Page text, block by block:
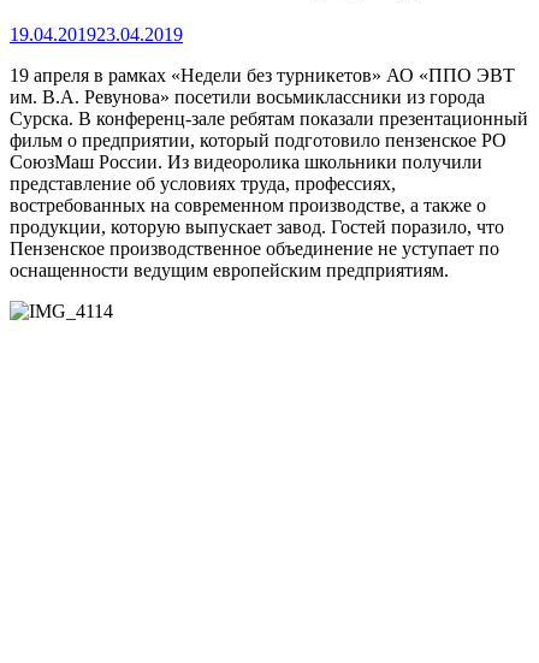
19.04.201923.04.2019
19 апреля в рамках «Недели без турникетов» АО «ППО ЭВТ
им. В.А. Ревунова» посетили восьмиклассники из города
Сурска. В конференц-зале ребятам показали презентационный
фильм о предприятии, который подготовило пензенское РО
СоюзМаш России. Из видеоролика школьники получили
представление об условиях труда, профессиях,
востребованных на современном производстве, а также о
продукции, которую выпускает завод. Гостей поразило, что
Пензенское производственное объединение не уступает по
оснащенности ведущим европейским предприятиям.